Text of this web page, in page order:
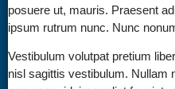
posuere ut, mauris. Praesent
ipsum rutrum nunc. Nunc
Vestibulum volutpat pretium
nisl sagittis vestibulum. Nullam